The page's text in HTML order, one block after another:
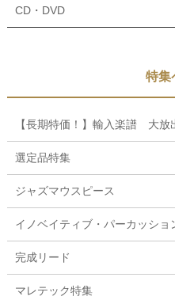
CD・DVD
特集
【長期特価！】輸入楽譜 大放
選定品特集
ジャズマウスピース
イノベイティブ・パーカッショ
完成リード
マレテック特集